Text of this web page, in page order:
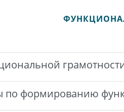
по формированию